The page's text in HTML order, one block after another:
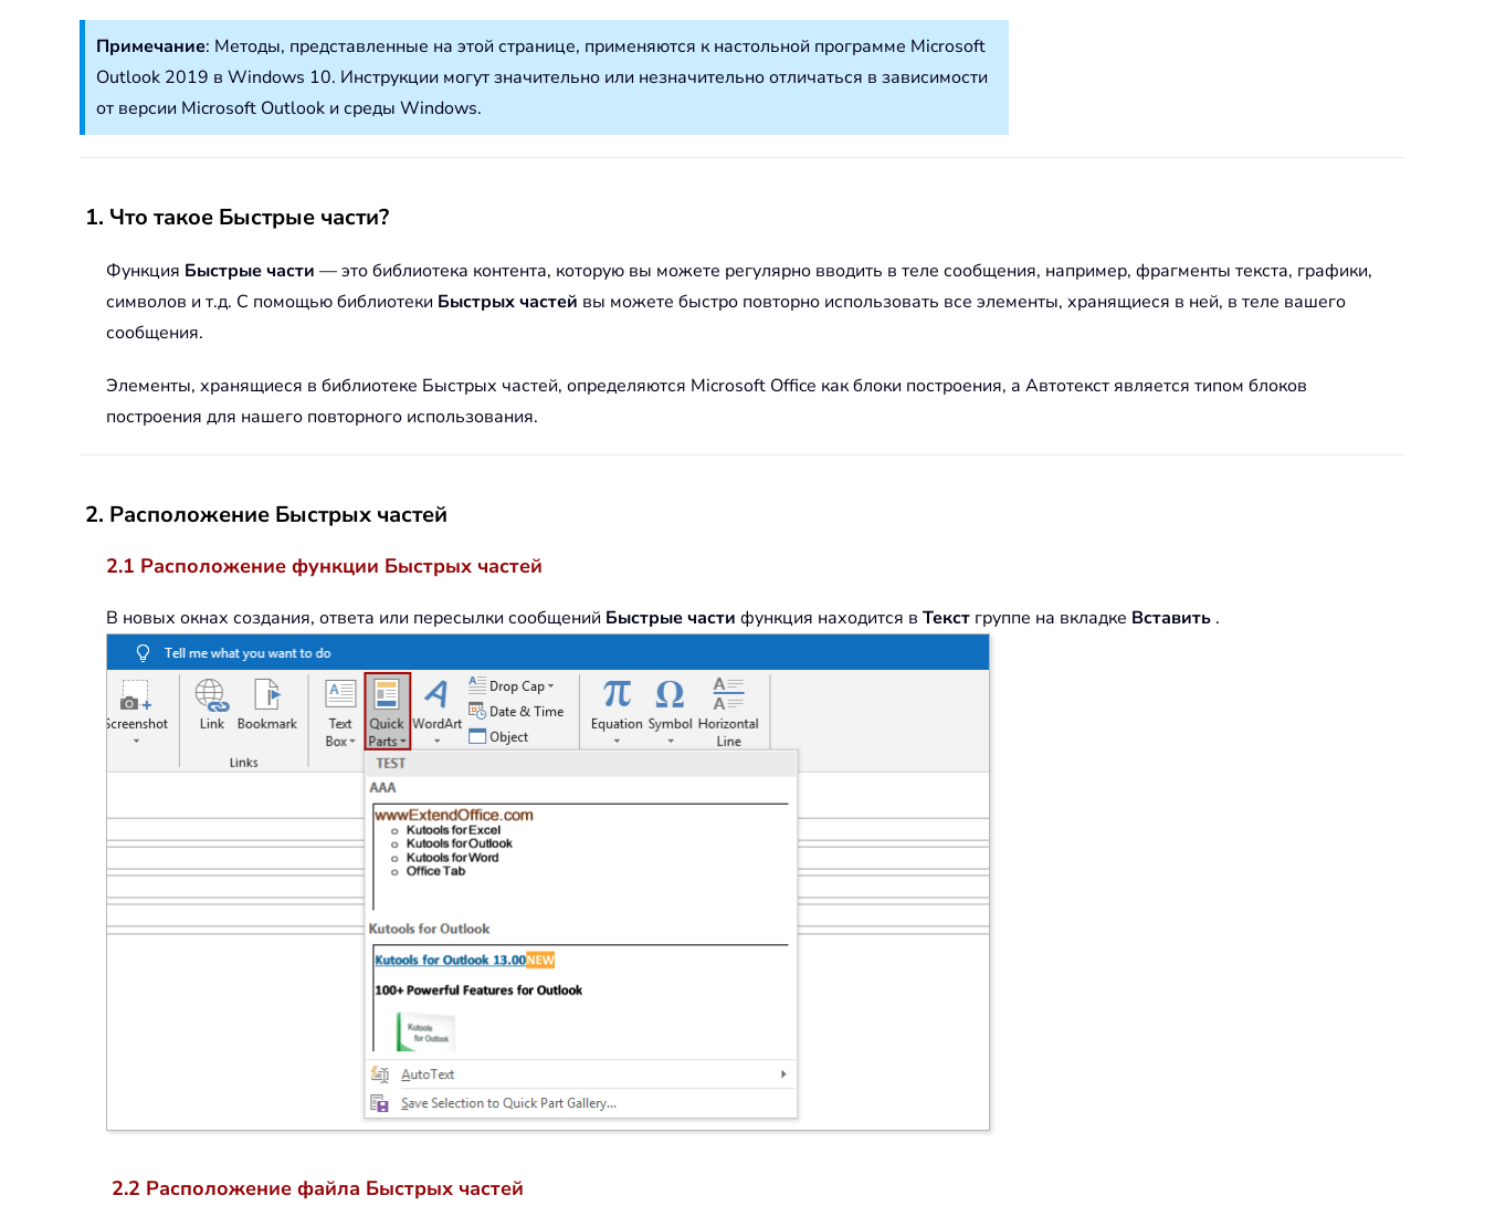
Примечание: Методы, представленные на этой странице, применяются к настольной программе Microsoft
Outlook 2019 в Windows 10. Инструкции могут значительно или незначительно отличаться в зависимости
от версии Microsoft Outlook и среды Windows.
1. Что такое Быстрые части?
Функция Быстрые части — это библиотека контента, которую вы можете регулярно вводить в теле сообщения, например, фрагменты текста, графики,
символов и т.д. С помощью библиотеки Быстрых частей вы можете быстро повторно использовать все элементы, хранящиеся в ней, в теле вашего
сообщения.
Элементы, хранящиеся в библиотеке Быстрых частей, определяются Microsoft Office как блоки построения, а Автотекст является типом блоков
построения для нашего повторного использования.
2. Расположение Быстрых частей
2.1 Расположение функции Быстрых частей
В новых окнах создания, ответа или пересылки сообщений Быстрые части функция находится в Текст группе на вкладке Вставить .
2.2 Расположение файла Быстрых частей